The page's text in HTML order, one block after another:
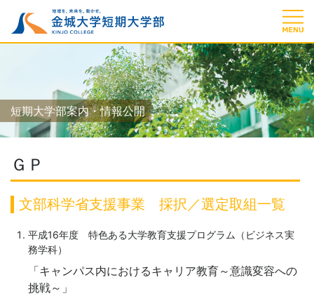
短期大学部案内・情報公開
ＧＰ
文部科学省支援事業 採択／選定取組一覧
平成16年度 特色ある大学教育支援プログラム（ビジネス実
務学科）
「キャンパス内におけるキャリア教育～意識変容への
挑戦～」